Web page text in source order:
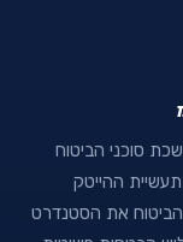
סוכני הביטוח
יופה לאחר 40+ שנה בתעשיית ההייטק
את הסטנדרט